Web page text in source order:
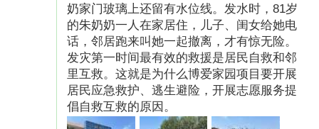
为社区修建逃生桥
奶家门玻璃上还留有水位线。发水时，81岁
的朱奶奶一人在家居住，儿子、闺女给她电
话，邻居跑来叫她一起撤离，才有惊无险。
发灾第一时间最有效的救援是居民自救和邻
里互救。这就是为什么博爱家园项目要开展
居民应急救护、逃生避险，开展志愿服务提
倡自救互救的原因。